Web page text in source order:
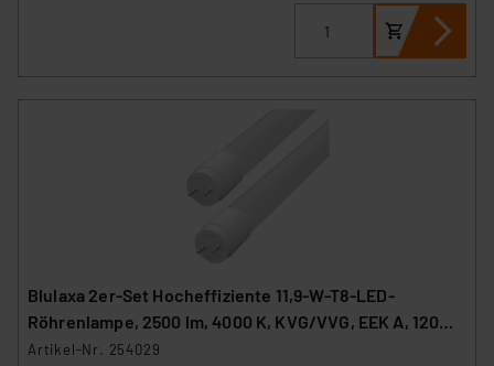
Blulaxa 2er-Set Hocheffiziente 11,9-W-T8-LED-
Röhrenlampe, 2500 lm, 4000 K, KVG/VVG, EEK A, 120
cm
Artikel-Nr. 254029